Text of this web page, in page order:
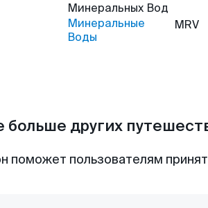
Минеральных Вод
Минеральные
Воды
MRV
больше других
поможет пользователям